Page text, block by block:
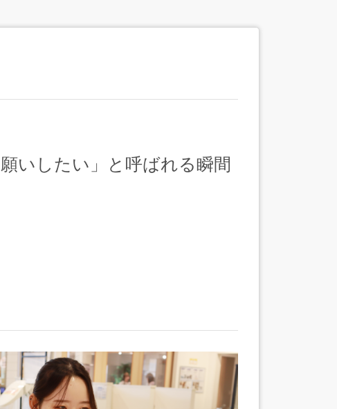
いしたい」と呼ばれる瞬間